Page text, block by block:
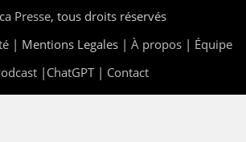
Presse, tous droits réservés
| Mentions Legales | À propos | Équipe
| ChatGPT| Contact